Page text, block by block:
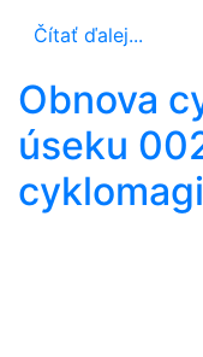
Čítať ďalej...
Obnova
úseku